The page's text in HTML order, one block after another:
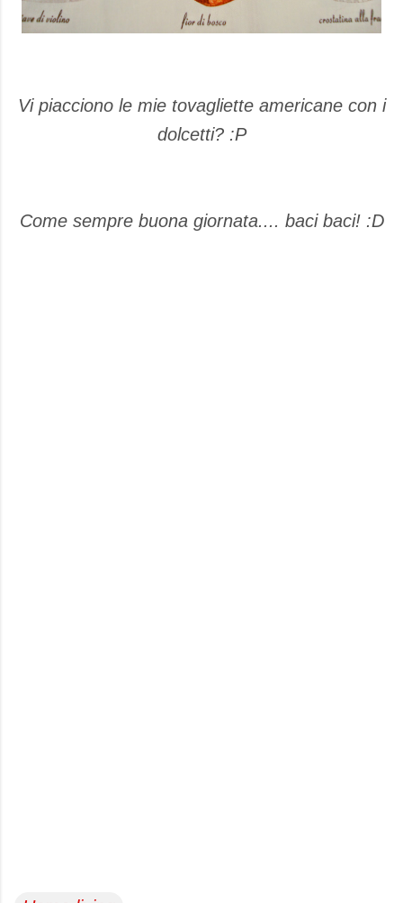
Vi piacciono le mie tovagliette americane con i
dolcetti? :P
Come sempre buona giornata.... baci baci! :D